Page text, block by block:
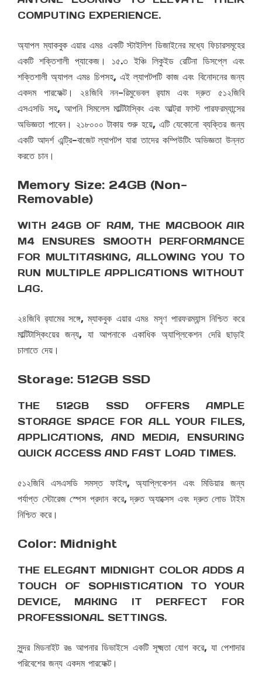
COMPUTING EXPERIENCE.
অ্যাপল ম্যাকবুক এয়ার এম৪ একটি স্টাইলিশ ডিজাইনের মধ্যে ফিচারসমূহের
একটি শক্তিশালী প্যাকেজ। ১৫.৩ ইঞ্চি লিকুইড রেটিনা ডিসপ্লে এবং
শক্তিশালী অ্যাপল এম৪ চিপসহ, এই ল্যাপটপটি কাজ এবং বিনোদনের জন্য
একদম পারফেক্ট। ২৪জিবি নন-রিমুভেবল র‌্যাম এবং দ্রুত ৫১২জিবি
এসএসডি সহ, আপনি সিমলেস মাল্টিটাস্কিং এবং আল্ট্রা ফাস্ট পারফরম্যান্সের
অভিজ্ঞতা পাবেন। ২১৮০০০ টাকায় শুরু হয়ে, এটি যেকোনো ব্যক্তির জন্য
একটি আদর্শ এন্ট্রি-বাজেট ল্যাপটপ যারা তাদের কম্পিউটিং অভিজ্ঞতা উন্নত
করতে চান।
Memory Size: 24GB (Non-
Removable)
WITH 24GB OF RAM, THE MACBOOK AIR
M4 ENSURES SMOOTH PERFORMANCE
FOR MULTITASKING, ALLOWING YOU TO
RUN MULTIPLE APPLICATIONS WITHOUT
LAG.
২৪জিবি র‌্যামের সঙ্গে, ম্যাকবুক এয়ার এম৪ মসৃণ পারফরম্যান্স নিশ্চিত করে
মাল্টিটাস্কিংয়ের জন্য, যা আপনাকে একাধিক অ্যাপ্লিকেশন দেরি ছাড়াই
চালাতে দেয়।
Storage: 512GB SSD
THE 512GB SSD OFFERS AMPLE
STORAGE SPACE FOR ALL YOUR FILES,
APPLICATIONS, AND MEDIA, ENSURING
QUICK ACCESS AND FAST LOAD TIMES.
৫১২জিবি এসএসডি সমস্ত ফাইল, অ্যাপ্লিকেশন এবং মিডিয়ার জন্য
পর্যাপ্ত স্টোরেজ স্পেস প্রদান করে, দ্রুত অ্যাক্সেস এবং দ্রুত লোড টাইম
নিশ্চিত করে।
Color: Midnight
THE ELEGANT MIDNIGHT COLOR ADDS A
TOUCH OF SOPHISTICATION TO YOUR
DEVICE, MAKING IT PERFECT FOR
PROFESSIONAL SETTINGS.
সুন্দর মিডনাইট রঙ আপনার ডিভাইসে একটি সূক্ষ্মতা যোগ করে, যা পেশাদার
পরিবেশের জন্য একদম পারফেক্ট।